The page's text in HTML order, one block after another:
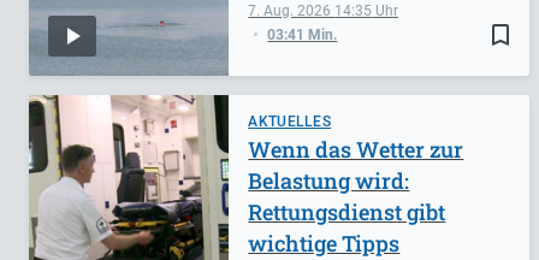
bookmark_border
7. Aug. 2026 14:35
03:41 Min.
AKTUELLES
Wenn das Wetter zur
Belastung wird:
Rettungsdienst gibt
wichtige Tipps